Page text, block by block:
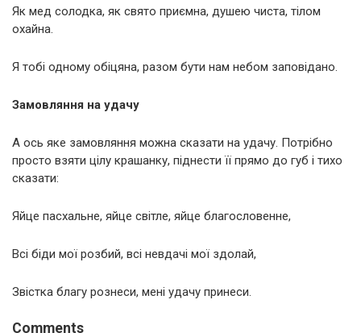
Як мед солодка, як свято приємна, душею чиста, тілом
охайна.
Я тобі одному обіцяна, разом бути нам небом заповідано.
Замовляння на удачу
А ось яке замовляння можна сказати на удачу. Потрібно
просто взяти цілу крашанку, піднести її прямо до губ і тихо
сказати:
Яйце пасхальне, яйце світле, яйце благословенне,
Всі біди мої розбий, всі невдачі мої здолай,
Звістка благу рознеси, мені удачу принеси.
Comments